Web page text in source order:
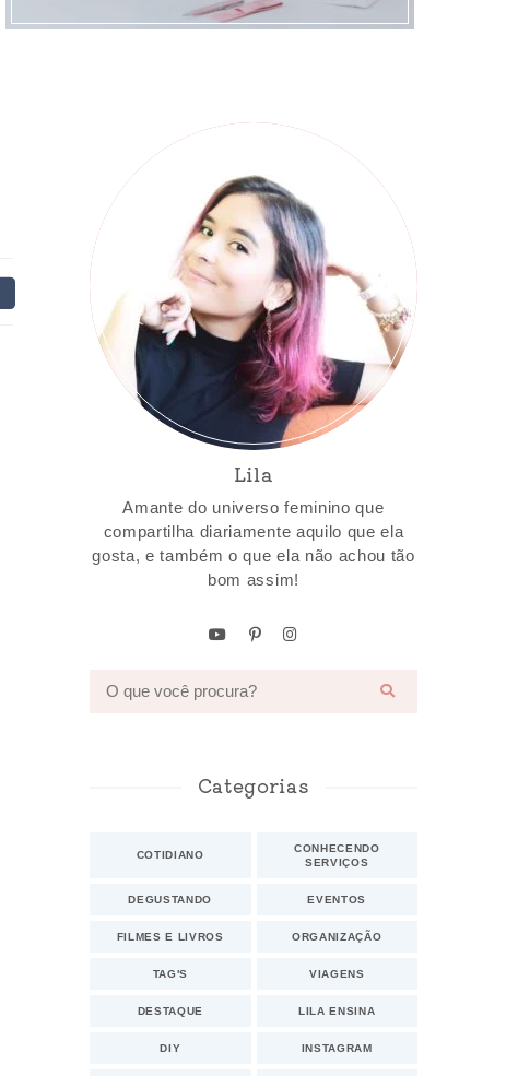
Lila
Amante do universo feminino que
compartilha diariamente aquilo que ela
gosta, e também o que ela não achou tão
bom assim!
Categorias
COTIDIANO
CONHECENDO
SERVIÇOS
DEGUSTANDO EVENTOS
FILMES E LIVROS ORGANIZAÇÃO
TAG'S VIAGENS
DESTAQUE LILA ENSINA
DIY INSTAGRAM